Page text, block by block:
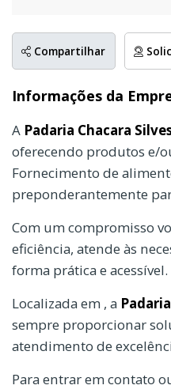
Compartilhar
Informações da
A Padaria Chacara
oferecendo produtos e/
Fornecimento de
preponderantemente
Com um compromisso
eficiência, atende às
forma prática e acessível.
Localizada em , a
sempre proporcionar
atendimento de
Para entrar em contato